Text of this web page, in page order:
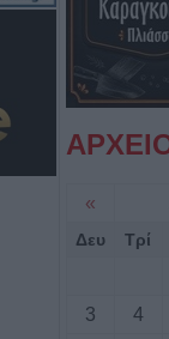
«
Δευ Τρί
3
4